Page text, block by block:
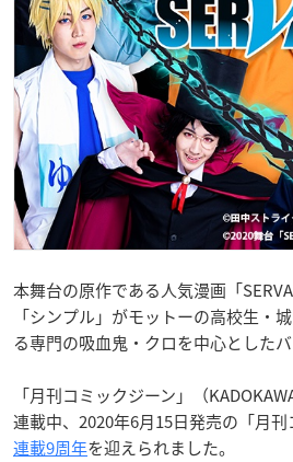
本舞台の原作である人気漫画「
「シンプル」がモットーの高校生・
る専門の吸血鬼・クロを中心とした
「月刊コミックジーン」（
連載中、2020年6月15日発売の「月
連載9周年を迎えられました。